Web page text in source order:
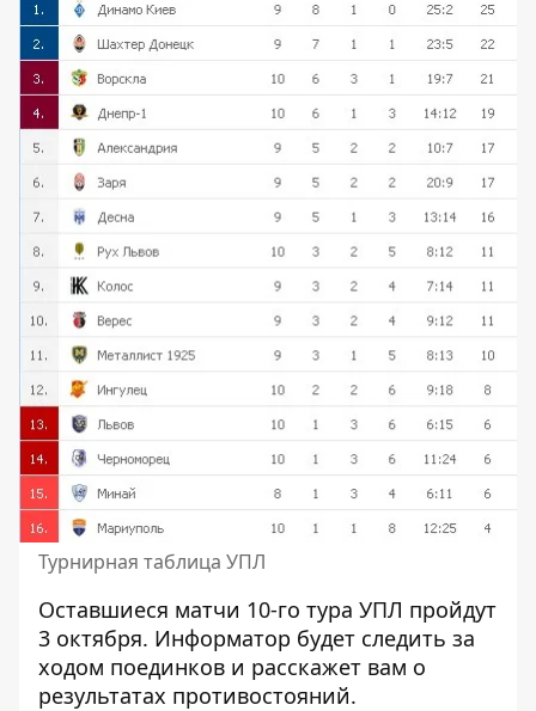
Турнирная таблица УПЛ
Оставшиеся матчи 10-го тура УПЛ пройдут
3 октября. Информатор будет следить за
ходом поединков и расскажет вам о
результатах противостояний.